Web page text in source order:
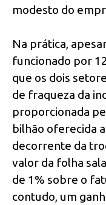
modesto do
Na prática,
funcionado por
que os dois
de fraqueza da
proporcionada
bilhão oferecida
decorrente da
valor da folha
de 1% sobre o
contudo, um